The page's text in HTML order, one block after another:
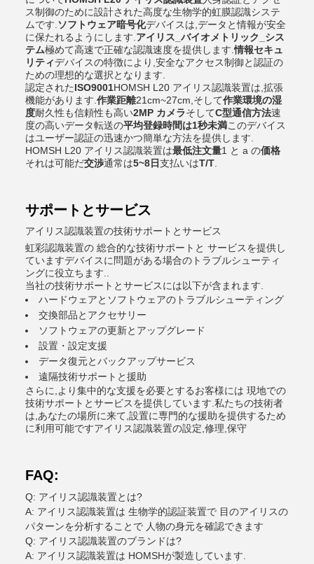
ス制御のために設計された高度な生物学的虹膜認識システ
ムです. ソフトウェア暗号化デバイスは,データと情報が安全
に保たれるようにします. アイリス_バイオメトリック_シス
テム極めて高速で正確な認識速度を提供します.情報セキュ
リティデバイスの特徴により,安全なアクセス制御と認証の
ための理想的な選択となります.
認定されたISO9001HOMSH L20 アイリス認識装置は,拡張
機能があります. 作業距離21cm~27cm,そして作業環境の湿
度耐久性も信頼性も高い2MP カメラそしてC型通信方法速
度の高いデータ転送の平均登録時間は1秒未満このデバイス
はユーザー認証の迅速かつ簡単な方法を提供します.
HOMSH L20 アイリス認識装置は最低注文量1 と a の価格
それは可能だ交渉通常は5~8日支払いはT/T
サポートとサービス
アイリス認識装置の技術サポートとサービス
虹彩認識装置の 総合的な技術サポートと サービスを提供し
ていますデバイスに問題がある場合のトラブルシューティ
ングに役立ちます..
当社の技術サポートとサービスには以下が含まれます.
ハードウェアとソフトウェアのトラブルシューティング
交換部品とアクセサリー
ソフトウェアの更新とアップグレード
設置・設定支援
データ復元とバックアップサービス
遠隔技術サポートと援助
さらに,より集中的な支援を必要とするお客様には 現地での
技術サポートとサービスを提供しています.私たちの技術者
は,あなたの場所に来て,設置に専門的な援助を提供するため
に利用可能ですアイリス認識装置の設定,修理,保守
FAQ:
Q: アイリス認識装置とは?
A: アイリス認識装置は 生物学的認証装置で 目のアイリスの
パターンを分析することで 人物の身元を確認できます
Q: アイリス認識装置のブランドは?
A: アイリス認識装置は HOMSHが製造しています.